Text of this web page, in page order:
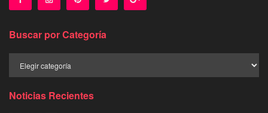
Buscar por Categoría
por
Noticias Recientes